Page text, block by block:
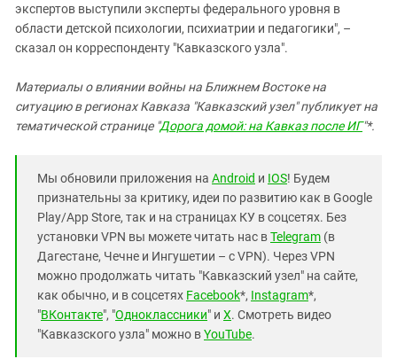
экспертов выступили эксперты федерального уровня в
области детской психологии, психиатрии и педагогики", –
сказал он корреспонденту "Кавказского узла".
Материалы о влиянии войны на Ближнем Востоке на
ситуацию в регионах Кавказа "Кавказский узел" публикует на
тематической странице "Дорога домой: на Кавказ после ИГ"*.
Мы обновили приложения на Android и IOS! Будем
признательны за критику, идеи по развитию как в Google
Play/App Store, так и на страницах КУ в соцсетях. Без
установки VPN вы можете читать нас вTelegram (в
Дагестане, Чечне и Ингушетии – с VPN). Через VPN
можно продолжать читать "Кавказский узел" на сайте,
как обычно, и в соцсетях Facebook*, Instagram*,
"ВКонтакте", "Одноклассники" и X. Смотреть видео
"Кавказского узла" можно вYouTube.